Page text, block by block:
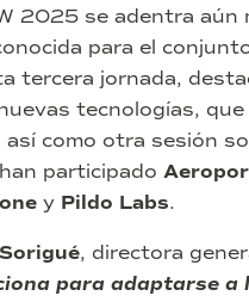
2025 se adentra
para el
tercera jornada,
tecnologías,
así como otra sesión
participado
y Pildo Labs.
, directora
para adaptarse